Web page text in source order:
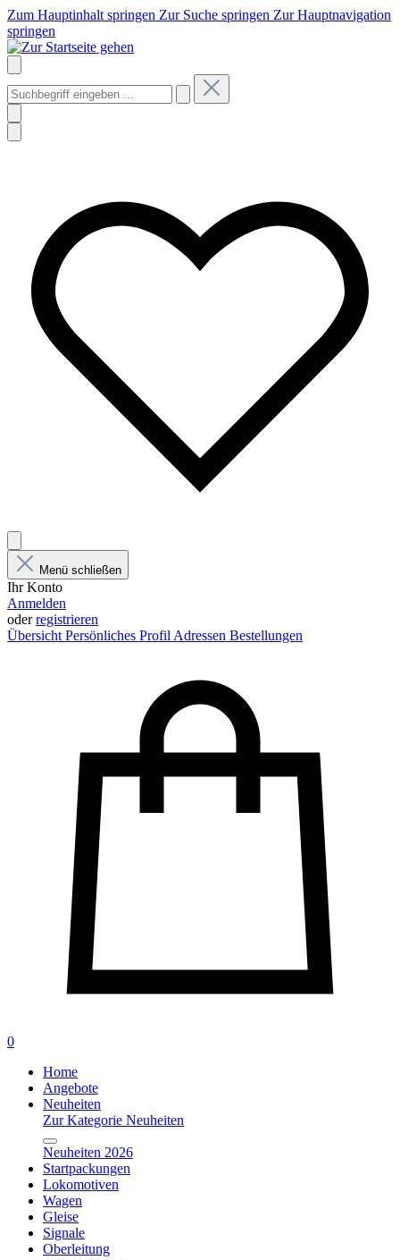
Zum Hauptinhalt springen Zur Suche springen Zur Hauptnavigation
springen
Menü schließen
Ihr Konto
Anmelden
oderregistrieren
Übersicht Persönliches Profil Adressen Bestellungen
0
Home
Angebote
Neuheiten
Zur Kategorie Neuheiten
Neuheiten 2026
Startpackungen
Lokomotiven
Wagen
Gleise
Signale
Oberleitung